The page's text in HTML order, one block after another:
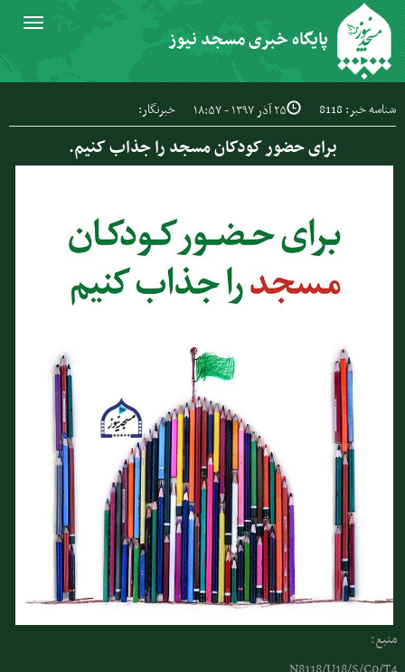
پایگاه خبری مسجد نیوز
Toggle
شناسه خبر: 8118 ۲۵ آذر ۱۳۹۷ - ۱۸:۵۷ خبرنگار:
برای حضور کودکان مسجد را جذاب کنیم.
منبع: